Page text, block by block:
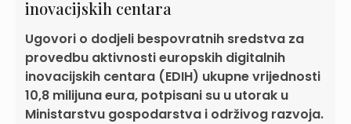
inovacijskih centara
Ugovori o dodjeli bespovratnih sredstva za
provedbu aktivnosti europskih digitalnih
inovacijskih centara (EDIH) ukupne vrijednosti
10,8 milijuna eura, potpisani su u utorak u
Ministarstvu gospodarstva i održivog razvoja.